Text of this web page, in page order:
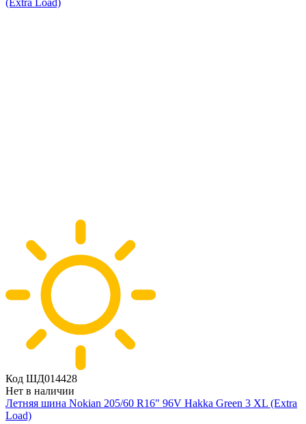
Код ШД014428
Нет в наличии
Летняя шина Nokian 205/60 R16" 96V Hakka Green 3 XL (Extra
Load)